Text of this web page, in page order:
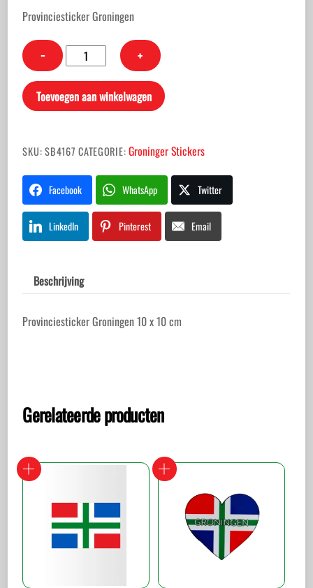
Provinciesticker Groningen
−
Provinciesticker
Groningen
aantal
+
Toevoegen aan winkelwagen
SKU:SB4167 CATEGORIE:Groninger Stickers
Facebook WhatsApp Twitter
LinkedIn Pinterest Email
Beschrijving
Provinciesticker Groningen 10 x 10 cm
Gerelateerde producten